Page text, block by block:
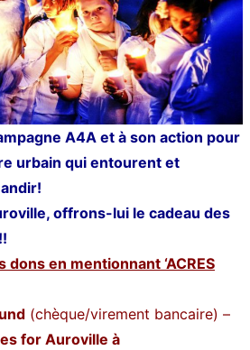
A4A et à son action pour
urbain qui entourent et
offrons-lui le cadeau des
en mentionnant ‘ACRES
(chèque/virement bancaire) –
for Auroville à